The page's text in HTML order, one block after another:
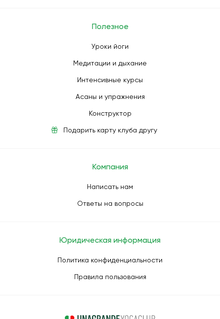
Полезное
Уроки йоги
Медитации и дыхание
Интенсивные курсы
Асаны и упражнения
Конструктор
Подарить карту клуба другу
Компания
Написать нам
Ответы на вопросы
Юридическая информация
Политика конфиденциальности
Правила пользования